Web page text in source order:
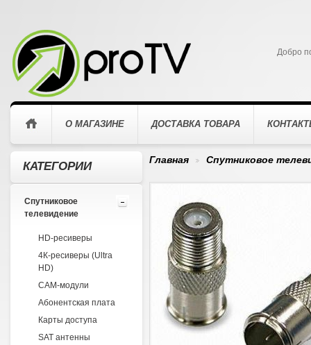
О МАГАЗИНЕ ДОСТАВКА ТОВАРА
Добро
КАТЕГОРИИ
Спутниковое
телевидение
HD-ресиверы
4К-ресиверы (Ultra
HD)
CAM-модули
Абонентская плата
Карты доступа
SAT антенны
Главная
Спутниковое